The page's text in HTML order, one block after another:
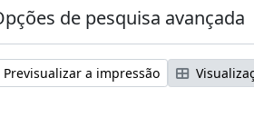
de pesquisa avançada
Previsualizar a impressão